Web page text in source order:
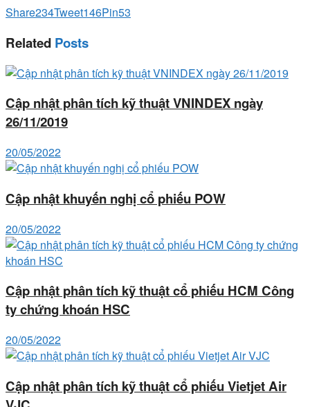
Share234Tweet146Pin53
Related Posts
Cập nhật phân tích kỹ thuật VNINDEX ngày
26/11/2019
20/05/2022
Cập nhật khuyến nghị cổ phiếu POW
20/05/2022
Cập nhật phân tích kỹ thuật cổ phiếu HCM Công
ty chứng khoán HSC
20/05/2022
Cập nhật phân tích kỹ thuật cổ phiếu Vietjet Air